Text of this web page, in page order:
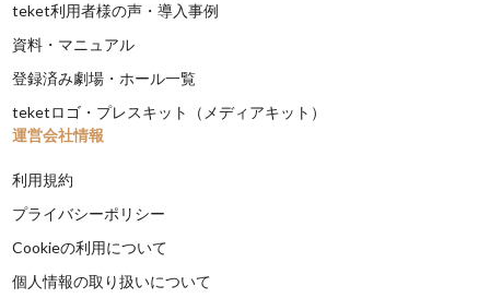
teket利用者様の声・導入事例
資料・マニュアル
登録済み劇場・ホール一覧
teketロゴ・プレスキット（メディアキット）
運営会社情報
利用規約
プライバシーポリシー
Cookieの利用について
個人情報の取り扱いについて